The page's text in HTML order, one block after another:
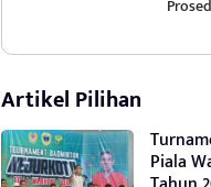
Artikel Pilihan
Piala